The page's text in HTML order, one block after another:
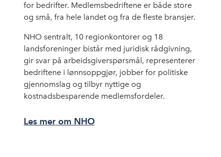
for bedrifter. Medlemsbedriftene er både store
og små, fra hele landet og fra de fleste bransjer.
NHO sentralt, 10 regionkontorer og 18
landsforeninger bistår med juridisk rådgivning,
gir svar på arbeidsgiverspørsmål, representerer
bedriftene i lønnsoppgjør, jobber for politiske
gjennomslag og tilbyr nyttige og
kostnadsbesparende medlemsfordeler.
Les mer om NHO